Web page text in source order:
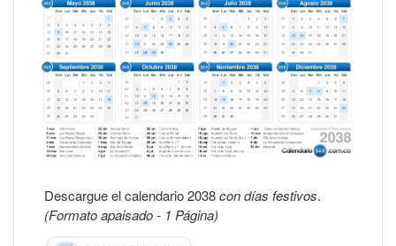
Descargue el calendario 2038con días festivos.
(Formato apaisado - 1 Página)